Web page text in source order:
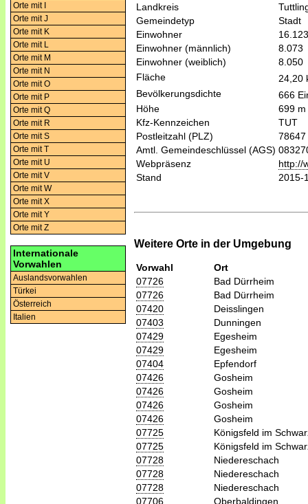
Orte mit I
Orte mit J
Orte mit K
Orte mit L
Orte mit M
Orte mit N
Orte mit O
Orte mit P
Orte mit Q
Orte mit R
Orte mit S
Orte mit T
Orte mit U
Orte mit V
Orte mit W
Orte mit X
Orte mit Y
Orte mit Z
Internationale
Vorwahlen
Auslandsvorwahlen
Türkei
Österreich
Italien
Landkreis
Gemeindetyp
Stadt
Einwohner
16.123
Einwohner (männlich)
8.073
Einwohner (weiblich)
8.050
Fläche
24,20
Bevölkerungsdichte
666
Höhe
699 m
Kfz-Kennzeichen
TUT
Postleitzahl (PLZ)
78647
Amtl. Gemeindeschlüssel (AGS)
Webpräsenz
http://
Stand
2015-
Weitere Orte in der Umgebung
Vorwahl
Ort
07726
Bad Dürrheim
07726
Bad Dürrheim
07420
Deisslingen
07403
Dunningen
07429
Egesheim
07429
Egesheim
07404
Epfendorf
07426
Gosheim
07426
Gosheim
07426
Gosheim
07426
Gosheim
07725
Königsfeld im
07725
Königsfeld im
07728
Niedereschach
07728
Niedereschach
07728
Niedereschach
07706
Oberbaldingen